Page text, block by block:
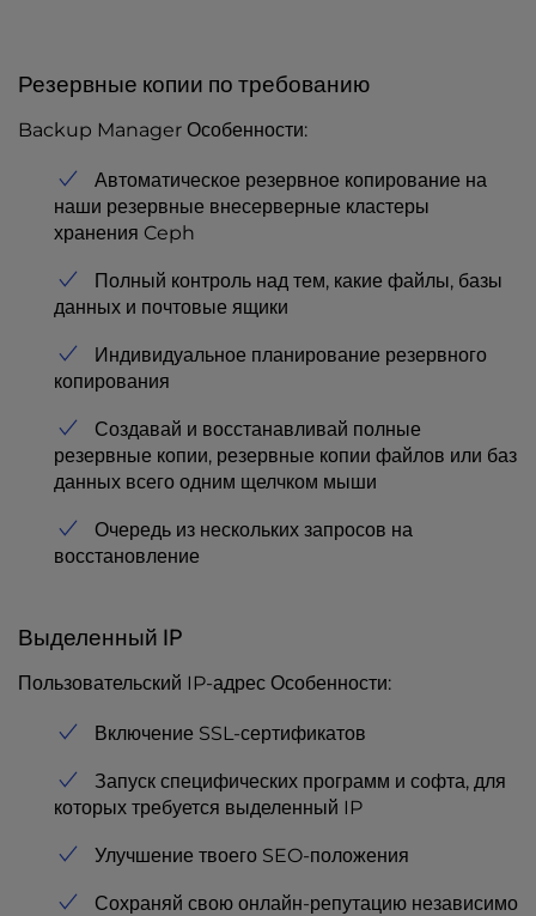
Резервные копии по требованию
Backup Manager Особенности:
Автоматическое резервное копирование на
наши резервные внесерверные кластеры
хранения Ceph
Полный контроль над тем, какие файлы, базы
данных и почтовые ящики
Индивидуальное планирование резервного
копирования
Создавай и восстанавливай полные
резервные копии, резервные копии файлов или баз
данных всего одним щелчком мыши
Очередь из нескольких запросов на
восстановление
Выделенный IP
Пользовательский IP-адрес Особенности:
Включение SSL-сертификатов
Запуск специфических программ и софта, для
которых требуется выделенный IP
Улучшение твоего SEO-положения
Сохраняй свою онлайн-репутацию независимо